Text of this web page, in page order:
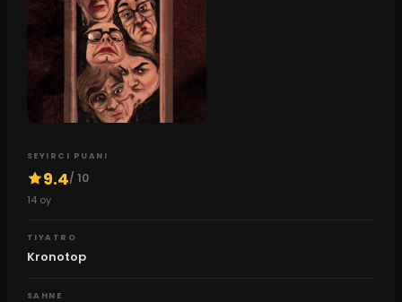
SEYIRCI PUANI
9.4/ 10
14oy
TIYATRO
Kronotop
SAHNE